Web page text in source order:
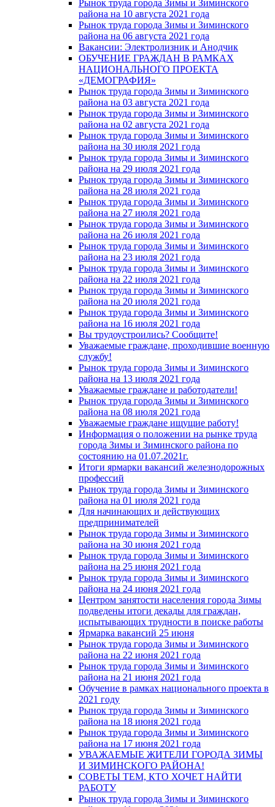
Рынок труда города Зимы и Зиминского
района на 10 августа 2021 года
Рынок труда города Зимы и Зиминского
района на 06 августа 2021 года
Вакансии: Электролизник и Анодчик
ОБУЧЕНИЕ ГРАЖДАН В РАМКАХ
НАЦИОНАЛЬНОГО ПРОЕКТА
«ДЕМОГРАФИЯ»
Рынок труда города Зимы и Зиминского
района на 03 августа 2021 года
Рынок труда города Зимы и Зиминского
района на 02 августа 2021 года
Рынок труда города Зимы и Зиминского
района на 30 июля 2021 года
Рынок труда города Зимы и Зиминского
района на 29 июля 2021 года
Рынок труда города Зимы и Зиминского
района на 28 июля 2021 года
Рынок труда города Зимы и Зиминского
района на 27 июля 2021 года
Рынок труда города Зимы и Зиминского
района на 26 июля 2021 года
Рынок труда города Зимы и Зиминского
района на 23 июля 2021 года
Рынок труда города Зимы и Зиминского
района на 22 июля 2021 года
Рынок труда города Зимы и Зиминского
района на 20 июля 2021 года
Рынок труда города Зимы и Зиминского
района на 16 июля 2021 года
Вы трудоустроились? Сообщите!
Уважаемые граждане, проходившие военную
службу!
Рынок труда города Зимы и Зиминского
района на 13 июля 2021 года
Уважаемые граждане и работодатели!
Рынок труда города Зимы и Зиминского
района на 08 июля 2021 года
Уважаемые граждане ищущие работу!
Информация о положении на рынке труда
города Зимы и Зиминского района по
состоянию на 01.07.2021г.
Итоги ярмарки вакансий железнодорожных
профессий
Рынок труда города Зимы и Зиминского
района на 01 июля 2021 года
Для начинающих и действующих
предпринимателей
Рынок труда города Зимы и Зиминского
района на 30 июня 2021 года
Рынок труда города Зимы и Зиминского
района на 25 июня 2021 года
Рынок труда города Зимы и Зиминского
района на 24 июня 2021 года
Центром занятости населения города Зимы
подведены итоги декады для граждан,
испытывающих трудности в поиске работы
Ярмарка вакансий 25 июня
Рынок труда города Зимы и Зиминского
района на 22 июня 2021 года
Рынок труда города Зимы и Зиминского
района на 21 июня 2021 года
Обучение в рамках национального проекта в
2021 году
Рынок труда города Зимы и Зиминского
района на 18 июня 2021 года
Рынок труда города Зимы и Зиминского
района на 17 июня 2021 года
УВАЖАЕМЫЕ ЖИТЕЛИ ГОРОДА ЗИМЫ
И ЗИМИНСКОГО РАЙОНА!
СОВЕТЫ ТЕМ, КТО ХОЧЕТ НАЙТИ
РАБОТУ
Рынок труда города Зимы и Зиминского